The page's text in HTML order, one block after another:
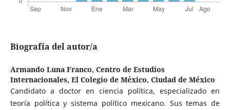
Biografía del autor/a
Armando Luna Franco, Centro de Estudios
Internacionales, El Colegio de México, Ciudad de México
Candidato a doctor en ciencia política, especializado en
teoría política y sistema político mexicano. Sus temas de